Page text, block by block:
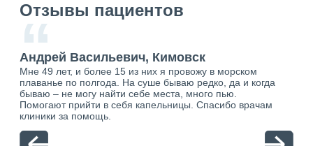
Отзывы пациентов
“
Андрей Васильевич, Кимовск
Мне 49 лет, и более 15 из них я провожу в морском
плаванье по полгода. На суше бываю редко, да и когда
бываю – не могу найти себе места, много пью.
Помогают прийти в себя капельницы. Спасибо врачам
клиники за помощь.